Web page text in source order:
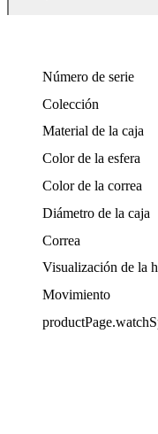
Número de serie
Colección
Material de la caja
Color de la esfera
Color de la correa
Diámetro de la caja
Correa
Visualización de la
Movimiento